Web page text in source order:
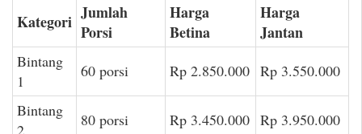
Kategori Jumlah
Porsi
Harga
Betina
Harga
Jantan
Bintang
1
60 porsi Rp 2.850.000 Rp 3.550.000
Bintang
2
80 porsi Rp 3.450.000 Rp 3.950.000